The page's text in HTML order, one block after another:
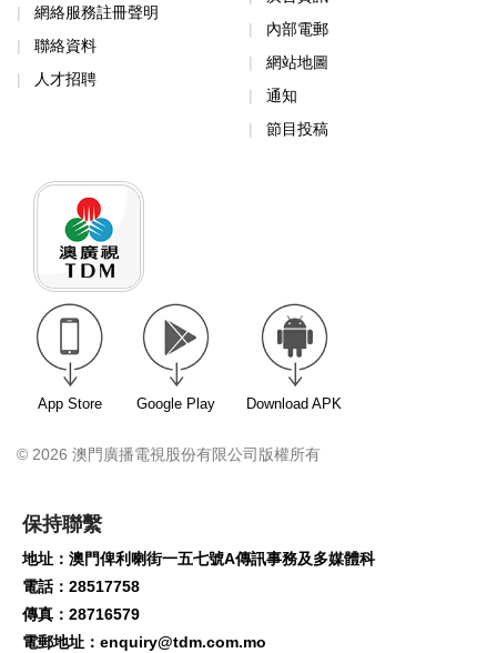
網絡服務註冊聲明
聯絡資料
人才招聘
內部電郵
網站地圖
通知
節目投稿
App Store Google Play Download APK
© 2026 澳門廣播電視股份有限公司版權所有
保持聯繫
地址：澳門俾利喇街一五七號A傳訊事務及多媒體科
電話：28517758
傳真：28716579
電郵地址： enquiry@tdm.com.mo